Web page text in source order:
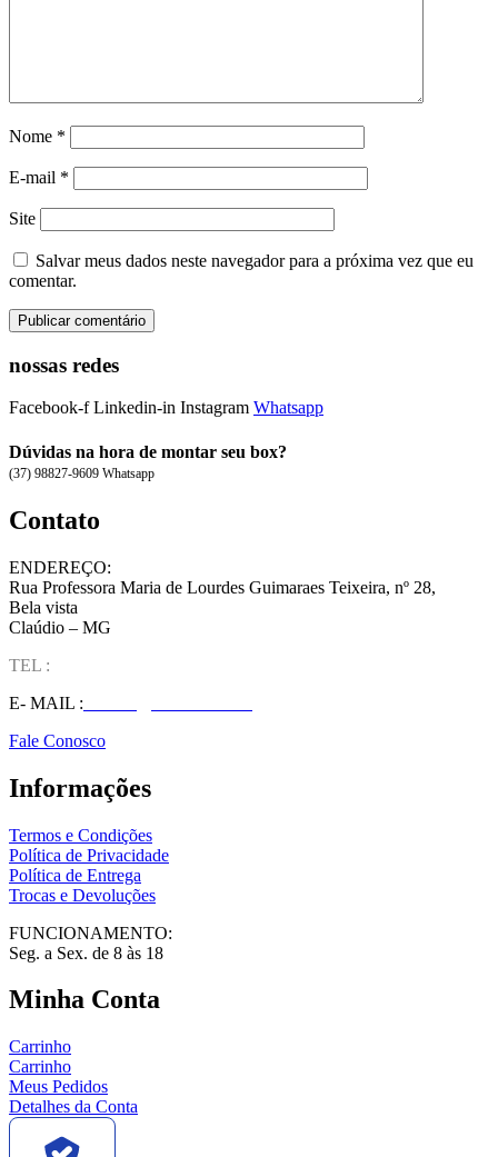
Nome *
E-mail *
Site
Salvar meus dados neste navegador para a próxima vez que eu
comentar.
nossas redes
Facebook-f Linkedin-in Instagram Whatsapp
Dúvidas na hora de montar seu box?
(37) 98827-9609 Whatsapp
Contato
ENDEREÇO:
Rua Professora Maria de Lourdes Guimaraes Teixeira, nº 28,
Bela vista
Claúdio – MG
TEL :
E- MAIL :
Fale Conosco
Informações
Termos e Condições
Política de Privacidade
Política de Entrega
Trocas e Devoluções
FUNCIONAMENTO:
Seg. a Sex. de 8 às 18
Minha Conta
Carrinho
Carrinho
Meus Pedidos
Detalhes da Conta